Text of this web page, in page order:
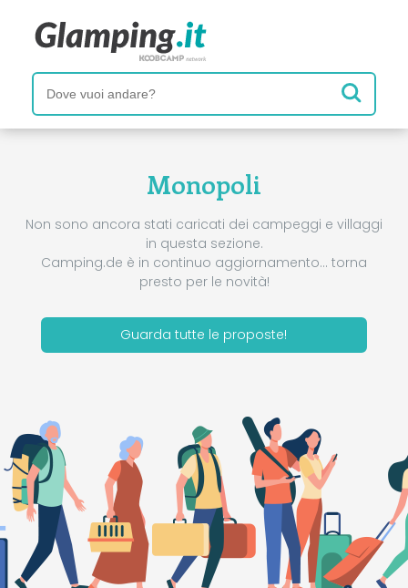
Monopoli
Non sono ancora stati caricati dei campeggi e villaggi
in questa sezione.
Camping.de è in continuo aggiornamento… torna
presto per le novità!
Guarda tutte le proposte!